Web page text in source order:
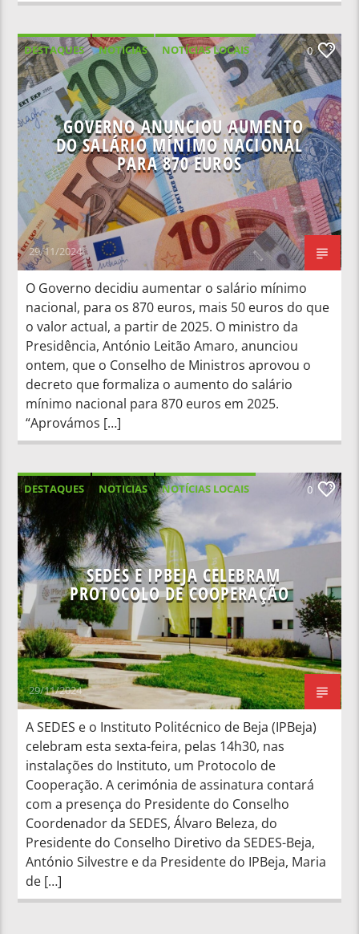
DESTAQUES NOTICIAS
NOTÍCIAS LOCAIS
NOTÍCIAS NACIONAIS
0
GOVERNO ANUNCIOU AUMENTO
DO SALÁRIO MÍNIMO NACIONAL
PARA 870 EUROS
29/11/2024
O Governo decidiu aumentar o salário mínimo
nacional, para os 870 euros, mais 50 euros do que
o valor actual, a partir de 2025. O ministro da
Presidência, António Leitão Amaro, anunciou
ontem, que o Conselho de Ministros aprovou o
decreto que formaliza o aumento do salário
mínimo nacional para 870 euros em 2025.
“Aprovámos […]
DESTAQUES NOTICIAS
NOTÍCIAS LOCAIS
NOTÍCIAS NACIONAIS
0
SEDES E IPBEJA CELEBRAM
PROTOCOLO DE COOPERAÇÃO
29/11/2024
A SEDES e o Instituto Politécnico de Beja (IPBeja)
celebram esta sexta-feira, pelas 14h30, nas
instalações do Instituto, um Protocolo de
Cooperação. A cerimónia de assinatura contará
com a presença do Presidente do Conselho
Coordenador da SEDES, Álvaro Beleza, do
Presidente do Conselho Diretivo da SEDES-Beja,
António Silvestre e da Presidente do IPBeja, Maria
de […]